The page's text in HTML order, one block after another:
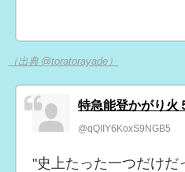
（出典 @toratorayade）
特急能登かがり火
@qQIIY6KoxS9NGB5
"史上たった一つだけだ